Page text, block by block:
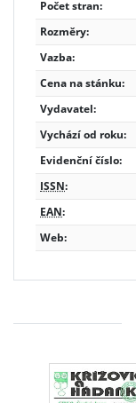
Počet stran:
Rozměry:
Vazba:
Cena na stánku:
Vydavatel:
Vychází od roku:
Evidenční číslo:
ISSN:
EAN:
Web: